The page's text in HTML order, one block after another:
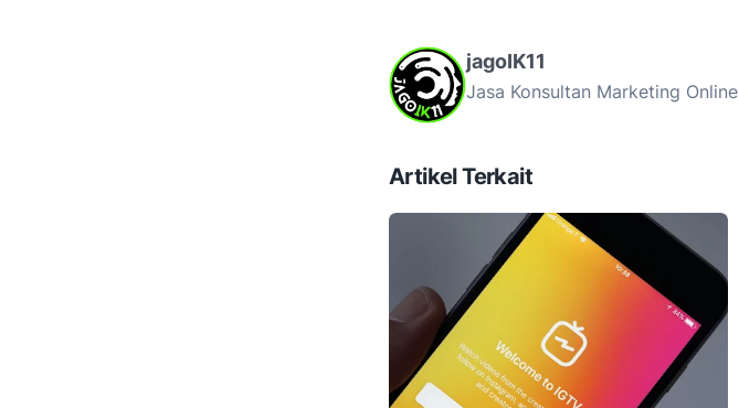
jagoIK11
Jasa Konsultan Marketing Online
Artikel Terkait